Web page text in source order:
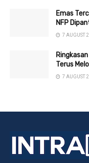
Emas
NFP
7 AUGUST
Terus
7 AUGUST